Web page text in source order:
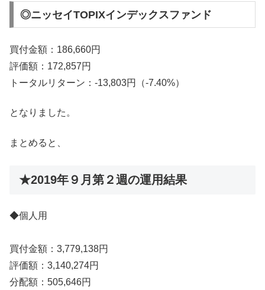
◎ニッセイTOPIXインデックスファンド
買付金額：186,660円
評価額：172,857円
トータルリターン：-13,803円（-7.40%）
となりました。
まとめると、
★2019年９月第２週の運用結果
◆個人用
買付金額：3,779,138円
評価額：3,140,274円
分配額：505,646円